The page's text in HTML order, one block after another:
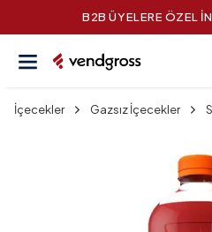
B2B ÜYELERE ÖZEL
İçecekler Gazsız İçecekler